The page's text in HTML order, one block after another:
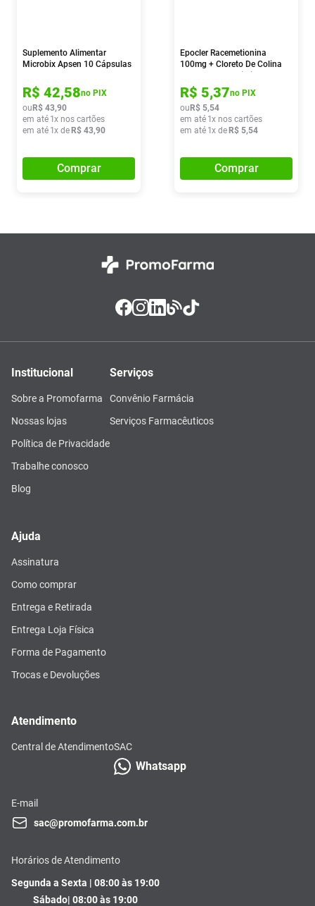
Suplemento Alimentar
Microbix Apsen 10 Cápsulas
R$ 42,58no PIX
ou R$ 43,90
em até 1x nos cartões
em até 1x de R$ 43,90
Comprar
Epocler Racemetionina
100mg + Cloreto De Colina
R$ 5,37no PIX
ou R$ 5,54
em até 1x nos cartões
em até 1x de R$ 5,54
Comprar
Institucional
Sobre a Promofarma
Nossas lojas
Política de Privacidade
Trabalhe conosco
Blog
Serviços
Convênio Farmácia
Serviços Farmacêuticos
Ajuda
Assinatura
Como comprar
Entrega e Retirada
Entrega Loja Física
Forma de Pagamento
Trocas e Devoluções
Atendimento
Central de AtendimentoSAC
Whatsapp
E-mail
sac@promofarma.com.br
Horários de Atendimento
Segunda a Sexta | 08:00 às 19:00
Sábado| 08:00 às 19:00